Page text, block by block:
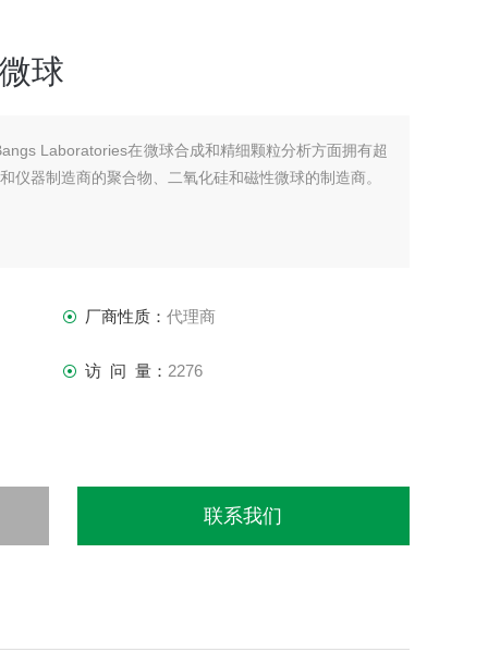
球
Laboratories在微球合成和精细颗粒分析方面拥有超
仪器制造商的聚合物、二氧化硅和磁性微球的制造商。
厂商性质： 代理商
访 问 量： 2276
联系我们